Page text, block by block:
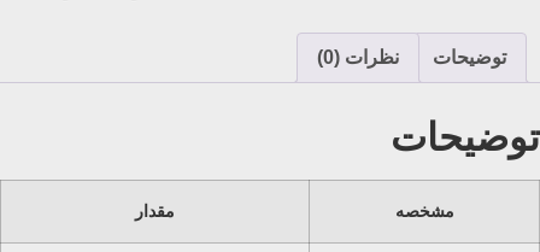
توضیحات نظرات (0)
توضیحات
مشخصه مقدار